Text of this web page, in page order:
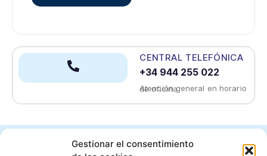
Gestionar el consentimiento
CENTRAL TELEFÓNICA
+34 944 255 022
Atención general en horario de oficina
¿Ya eres cliente de Acideka?